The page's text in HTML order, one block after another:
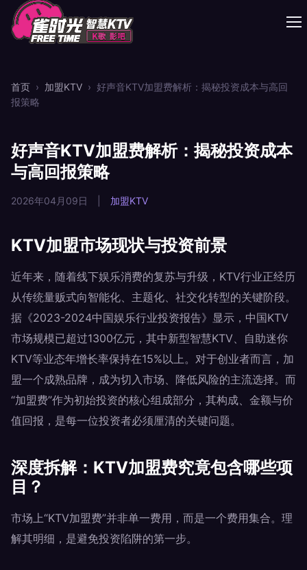
首页 › 加盟KTV › 好声音KTV加盟费解析：揭秘投资成本与高回
报策略
好声音KTV加盟费解析：揭秘投资成本
与高回报策略
2026年04月09日 加盟KTV
KTV加盟市场现状与投资前景
近年来，随着线下娱乐消费的复苏与升级，KTV行业正经历
从传统量贩式向智能化、主题化、社交化转型的关键阶段。
据《2023-2024中国娱乐行业投资报告》显示，中国KTV
市场规模已超过1300亿元，其中新型智慧KTV、自助迷你
KTV等业态年增长率保持在15%以上。对于创业者而言，加
盟一个成熟品牌，成为切入市场、降低风险的主流选择。而
“加盟费”作为初始投资的核心组成部分，其构成、金额与价
值回报，是每一位投资者必须厘清的关键问题。
深度拆解：KTV加盟费究竟包含哪些项
目？
市场上“KTV加盟费”并非单一费用，而是一个费用集合。理
解其明细，是避免投资陷阱的第一步。